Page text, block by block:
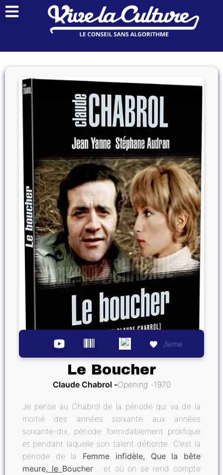
J’aime
Le Boucher
Claude Chabrol Opening 1970
Je pense au Chabrol de la période qui va de la
moitié des années soixante aux années
soixante-dix, période formidablement prolifique
et pendant laquelle son talent déborde. C’est la
période de la Femme infidèle, Que la bête
meure, le Boucher… et où on se rend compte